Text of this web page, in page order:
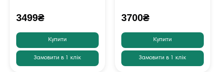
3499₴
Купити
Замовити в 1 клік
3700₴
Купити
Замовити в 1 клік